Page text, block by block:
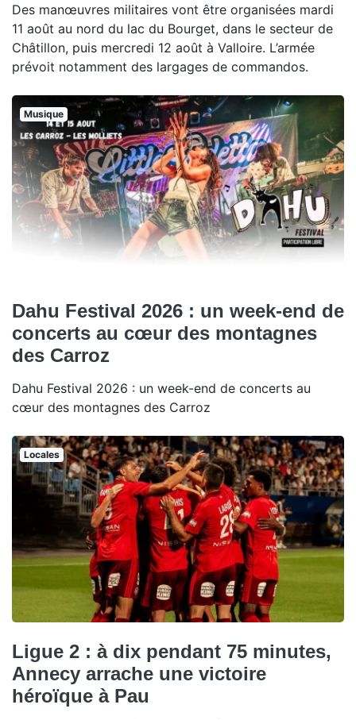
Des manœuvres militaires vont être organisées mardi
11 août au nord du lac du Bourget, dans le secteur de
Châtillon, puis mercredi 12 août à Valloire. L’armée
prévoit notamment des largages de commandos.
Musique
Dahu Festival 2026 : un week-end de
concerts au cœur des montagnes
des Carroz
Dahu Festival 2026 : un week-end de concerts au
cœur des montagnes des Carroz
Locales
Ligue 2 : à dix pendant 75 minutes,
Annecy arrache une victoire
héroïque à Pau